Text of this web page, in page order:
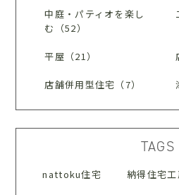
中庭・パティオを楽し
む（52）
平屋（21）
店舗併用型住宅（7）
TAGS
nattoku住宅 納得住宅